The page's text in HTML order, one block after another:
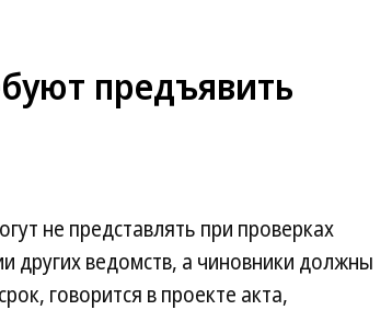
предъявить
не представлять при проверках
ведомств, а чиновники должны
говорится в проекте акта,